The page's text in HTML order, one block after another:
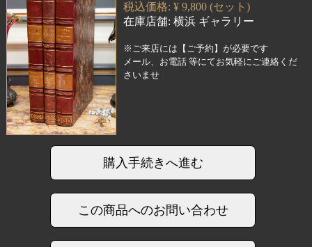
税込価格: ¥ 9,800 (セット)
在庫店舗: 横浜 ギャラリー
※ご来店には【ご予約】が必要です
メール、お電話 等にてお気軽にご連絡くだ
さいませ